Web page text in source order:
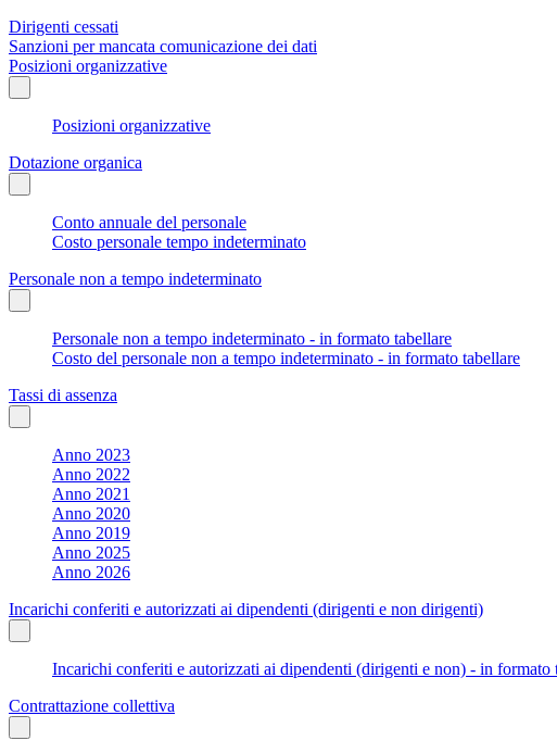
Dirigenti cessati
Sanzioni per mancata comunicazione dei dati
Posizioni organizzative
Posizioni organizzative
Dotazione organica
Conto annuale del personale
Costo personale tempo indeterminato
Personale non a tempo indeterminato
Personale non a tempo indeterminato - in formato tabellare
Costo del personale non a tempo indeterminato - in formato tabellare
Tassi di assenza
Anno 2023
Anno 2022
Anno 2021
Anno 2020
Anno 2019
Anno 2025
Anno 2026
Incarichi conferiti e autorizzati ai dipendenti (dirigenti e non dirigenti)
Incarichi conferiti e autorizzati ai dipendenti (dirigenti e non) - in formato
Contrattazione collettiva